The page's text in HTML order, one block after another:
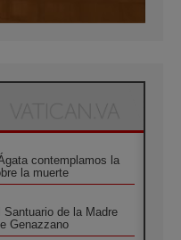
contemplamos la
la muerte
Santuario de la Madre
Genazzano